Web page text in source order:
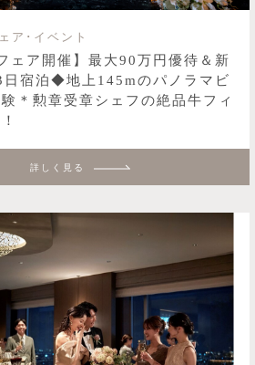
ア･イベント
ェア開催】最大90万円優待＆新
日宿泊◆地上145mのパノラマビ
＊勲章受章シェフの絶品牛フィ
詳しく見る